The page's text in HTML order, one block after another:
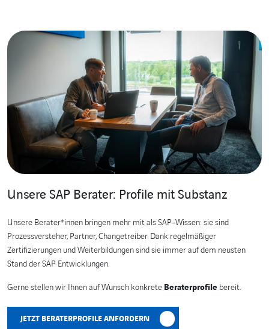
Unsere SAP Berater: Profile mit Substanz
Unsere Berater*innen bringen mehr mit als SAP-Wissen: sie sind
Prozessversteher, Partner, Changetreiber. Dank regelmäßiger
Zertifizierungen und Weiterbildungen sind sie immer auf dem neusten
Stand der SAP Entwicklungen.
Gerne stellen wir Ihnen auf Wunsch konkrete Beraterprofile bereit.
JETZT BERATERPROFILE ANFORDERN